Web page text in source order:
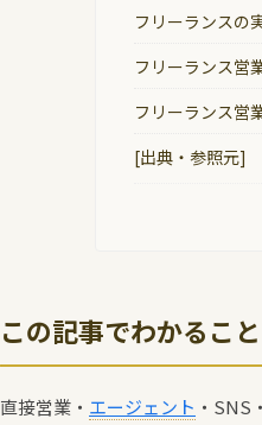
フリーランスの
フリーランス営
フリーランス営
[出典・参照元]
この記事でわかること
直接営業・ エージェント ・SNS